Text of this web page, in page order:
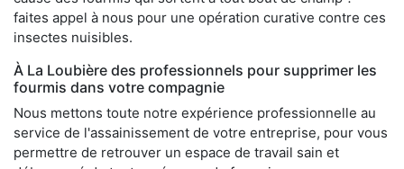
faites appel à nous pour une opération curative contre ces
insectes nuisibles.
À La Loubière des professionnels pour supprimer les
fourmis dans votre compagnie
Nous mettons toute notre expérience professionnelle au
service de l'assainissement de votre entreprise, pour vous
permettre de retrouver un espace de travail sain et